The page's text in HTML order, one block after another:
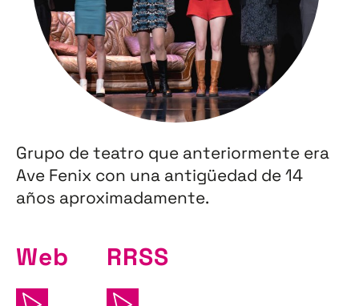
Grupo de teatro que anteriormente era
Ave Fenix con una antigüedad de 14
años aproximadamente.
Web RRSS